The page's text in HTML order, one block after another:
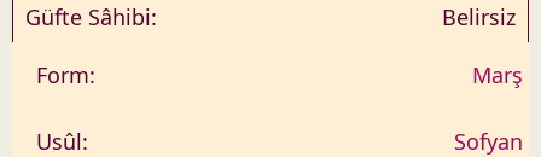
Belirsiz
Marş
Sofyan